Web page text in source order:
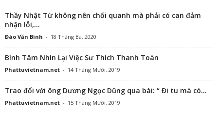
Thầy Nhật Từ không nên chối quanh mà phải có can đảm
nhận lỗi,...
Đào Văn Bình - 18 Tháng Ba, 2020
Bình Tâm Nhìn Lại Việc Sư Thích Thanh Toàn
Phattuvietnam.net - 14 Tháng Mười, 2019
Trao đổi với ông Dương Ngọc Dũng qua bài: “ Đi tu mà có...
Phattuvietnam.net - 15 Tháng Mười, 2019